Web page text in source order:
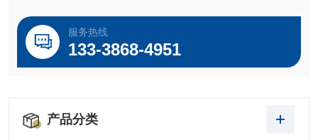
服务热线
133-3868-4951
产品分类